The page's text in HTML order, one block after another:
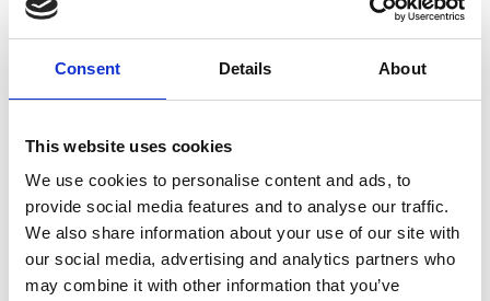
Consent Details About
This website uses cookies
We use cookies to personalise content and ads, to
provide social media features and to analyse our traffic.
We also share information about your use of our site with
our social media, advertising and analytics partners who
may combine it with other information that you’ve
6 Agosto 2026
L’interscambio Italia – Repubblica ha superato
nel primo semestre i dieci miliardi di euro
Interviste